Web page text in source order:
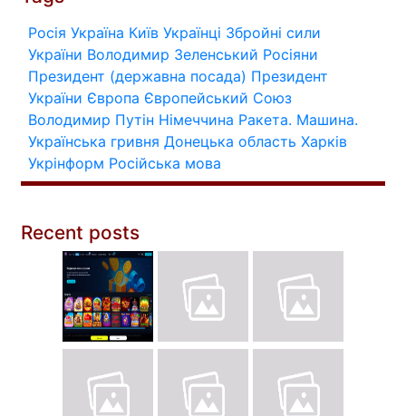
Росія Україна Київ Українці Збройні сили
України Володимир Зеленський Росіяни
Президент (державна посада) Президент
України Європа Європейський Союз
Володимир Путін Німеччина Ракета. Машина.
Українська гривня Донецька область Харків
Укрінформ Російська мова
Recent posts